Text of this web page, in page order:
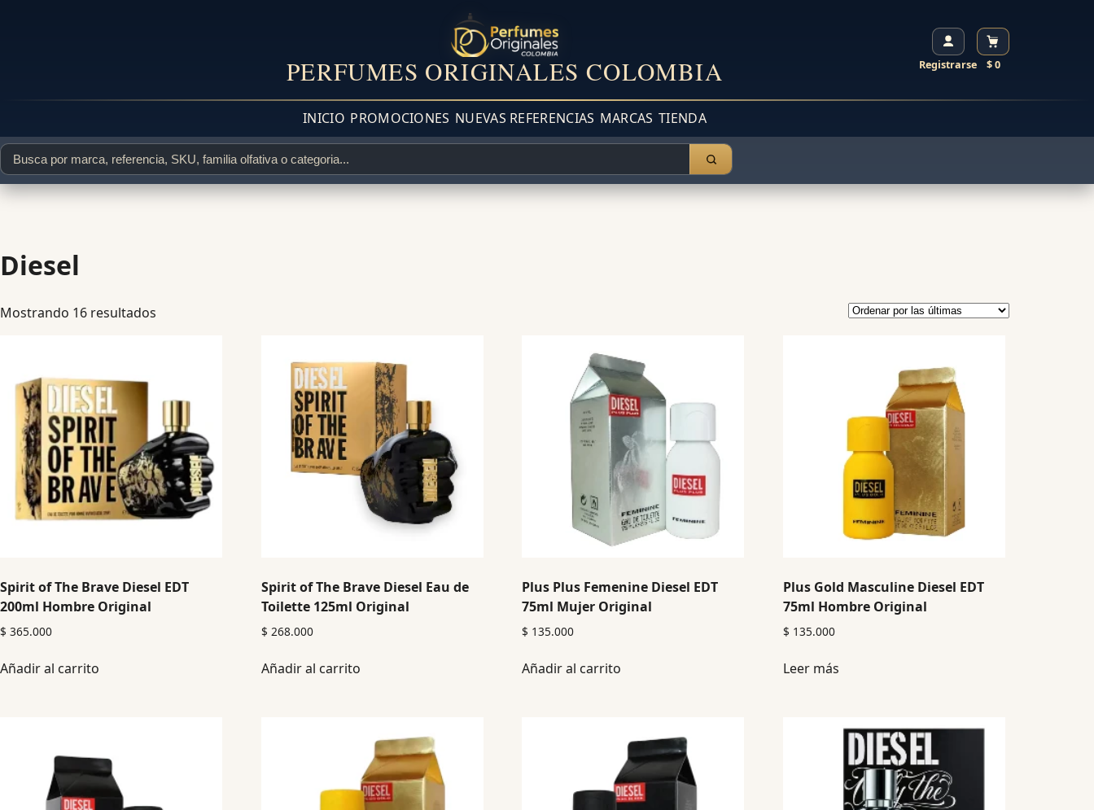
PERFUMES ORIGINALES COLOMBIA Registrarse $ 0
INICIO PROMOCIONES NUEVAS REFERENCIAS MARCAS TIENDA
Diesel
Mostrando 16 resultados
Spirit of The Brave Diesel EDT
200ml Hombre Original
$ 365.000
Añadir al carrito
Spirit of The Brave Diesel Eau de
Toilette 125ml Original
$ 268.000
Añadir al carrito
Plus Plus Femenine Diesel EDT
75ml Mujer Original
$ 135.000
Añadir al carrito
Plus Gold Masculine Diesel EDT
75ml Hombre Original
$ 135.000
Leer más